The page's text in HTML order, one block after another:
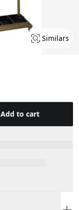
Similars
Add to cart